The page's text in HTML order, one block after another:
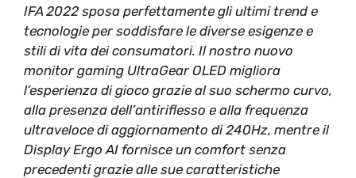
IFA 2022 sposa perfettamente gli ultimi trend e
tecnologie per soddisfare le diverse esigenze e
stili di vita dei consumatori. Il nostro nuovo
monitor gaming UltraGear OLED migliora
l’esperienza di gioco grazie al suo schermo curvo,
alla presenza dell’antiriflesso e alla frequenza
ultraveloce di aggiornamento di 240Hz, mentre il
Display Ergo AI fornisce un comfort senza
precedenti grazie alle sue caratteristiche